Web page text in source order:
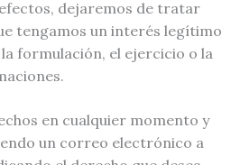
dejaremos de tratar
tengamos un interés legítimo
formulación, el ejercicio o la
en cualquier momento y
un correo electrónico a